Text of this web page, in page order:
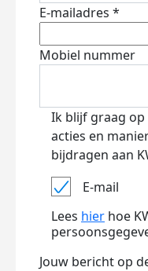
E-mailadres *
Mobiel nummer
Ik blijf graag op
acties en
bijdragen aan
E-mail
Lees hier hoe
Jouw bericht op